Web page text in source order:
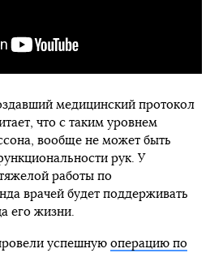
медицинский протокол
что с таким уровнем
вообще не может быть
рук. У
работы по
врачей будет поддерживать
его жизни.
успешную операцию по